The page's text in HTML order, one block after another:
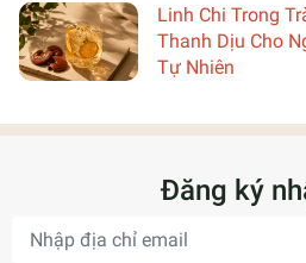
Linh Chi Trong
Thanh Dịu Cho
Tự Nhiên
Đăng ký